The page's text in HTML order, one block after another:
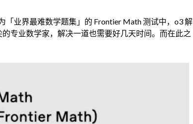
「业界最难数学题集」的 Frontier Math 测试中，o3 解
专业数学家，解决一道也需要好几天时间。而在此之